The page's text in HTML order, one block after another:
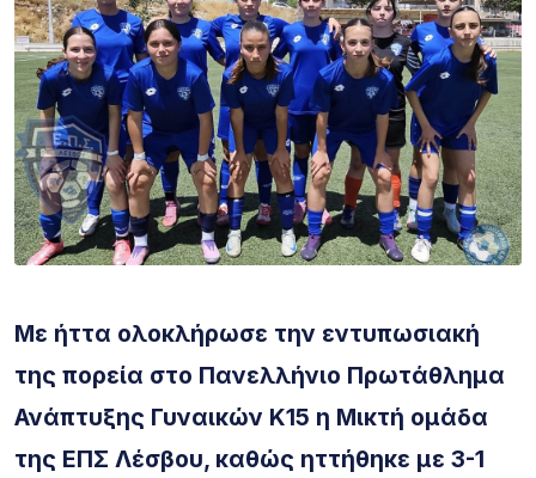
Με ήττα ολοκλήρωσε την εντυπωσιακή
της πορεία στο Πανελλήνιο Πρωτάθλημα
Ανάπτυξης Γυναικών Κ15 η Μικτή ομάδα
της ΕΠΣ Λέσβου, καθώς ηττήθηκε με 3-1